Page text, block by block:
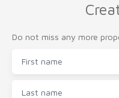
Do not miss any more
First name
Last name